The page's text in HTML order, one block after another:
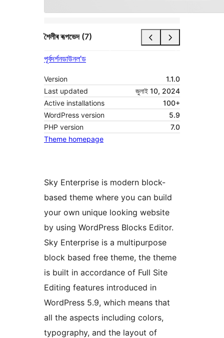
শৈলীৰ ৰূপভেদ (7)
পূৰ্বদৰ্শনডাউনল’ড
Version
1.1.0
Last updated
জুলাই 10, 2024
Active installations
100+
WordPress version
5.9
PHP version
7.0
Theme homepage
Sky Enterprise is modern block-
based theme where you can build
your own unique looking website
by using WordPress Blocks Editor.
Sky Enterprise is a multipurpose
block based free theme, the theme
is built in accordance of Full Site
Editing features introduced in
WordPress 5.9, which means that
all the aspects including colors,
typography, and the layout of